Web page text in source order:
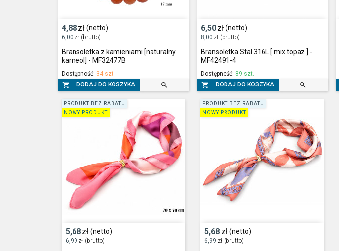
4,88zł (netto)
6,00 zł (brutto)
Bransoletka z kamieniami [naturalny
karneol] - MF32477B
Dostępność: 34 szt.
 DODAJ DO KOSZYKA 
6,50zł (netto)
8,00 zł (brutto)
Bransoletka Stal 316L [ mix topaz ] -
MF42491-4
Dostępność: 89 szt.
 DODAJ DO KOSZYKA 
5,68zł (netto)
6,99 zł (brutto)
PRODUKT BEZ RABATU
NOWY PRODUKT
5,68 zł (netto)
6,99 zł (brutto)
PRODUKT BEZ RABATU
NOWY PRODUKT